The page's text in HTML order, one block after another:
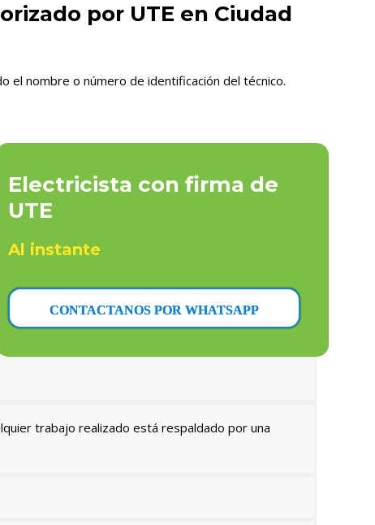
por UTE en Ciudad
el nombre o número de identificación del técnico.
Electricista con firma de
UTE
Al instante
CONTACTANOS POR WHATSAPP
trabajo realizado está respaldado por una